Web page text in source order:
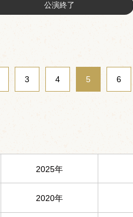
公演終了
3 4 5 6
2025年
2020年